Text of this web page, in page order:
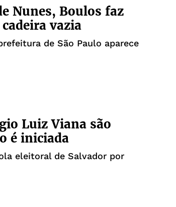
Nunes, Boulos faz
vazia
de São Paulo aparece
Luiz Viana são
é iniciada
eleitoral de Salvador por